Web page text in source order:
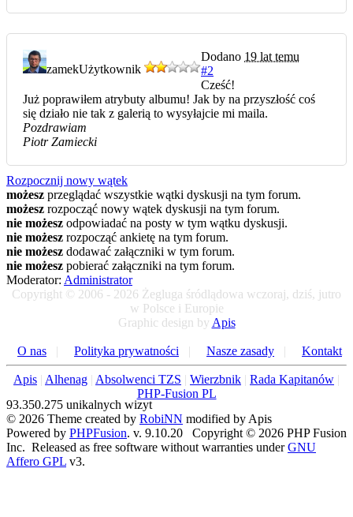
zamekUżytkownik
Dodano 19 lat temu
#2
Cześć!
Już poprawiłem atrybuty albumu! Jak by na przyszłość coś
się działo nie tak z galerią to wysyłajcie mi maila.
Pozdrawiam
Piotr Zamiecki
Rozpocznij nowy wątek
możesz przeglądać wszystkie wątki dyskusji na tym forum.
możesz rozpocząć nowy wątek dyskusji na tym forum.
nie możesz odpowiadać na posty w tym wątku dyskusji.
nie możesz rozpocząć ankietę na tym forum.
nie możesz dodawać załączniki w tym forum.
nie możesz pobierać załączniki na tym forum.
Moderator: Administrator
Copyright © 2006 - 2026 Żegluga śródlądowa wczoraj, dziś, jutro
w Polsce i Europie
Graphic design by Apis
O nas | Polityka prywatności | Nasze zasady | Kontakt
Apis | Alhenag | Absolwenci TZS | Wierzbnik | Rada Kapitanów |
PHP-Fusion PL
93.350.275 unikalnych wizyt
© 2026 Theme created by RobiNN modified by Apis
Powered by PHPFusion. v. 9.10.20 Copyright © 2026 PHP Fusion
Inc. Released as free software without warranties underGNU
Affero GPL v3.